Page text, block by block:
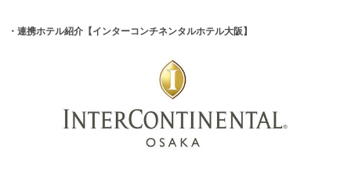
・連携ホテル紹介【インターコンチネンタルホテル大阪】